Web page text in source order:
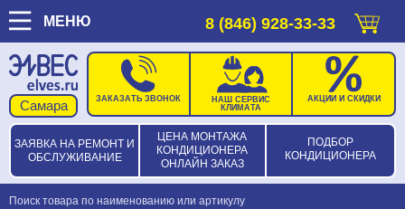
МЕНЮ 8 (846) 928-33-33
ЗАЯВКА НА РЕМОНТ И
ОБСЛУЖИВАНИЕ
ЦЕНА МОНТАЖА
КОНДИЦИОНЕРА
ОНЛАЙН ЗАКАЗ
ПОДБОР
КОНДИЦИОНЕРА
ЗАКАЗАТЬ ЗВОНОК
НАШ СЕРВИС
КЛИМАТА
АКЦИИ И СКИДКИ
Поиск товара по наименованию или артикулу